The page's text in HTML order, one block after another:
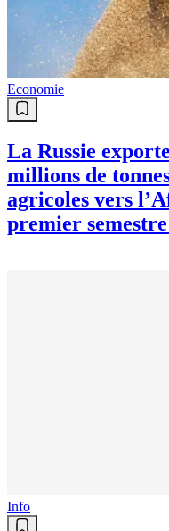
Economie
La Russie
millions de
agricoles vers
premier
Info